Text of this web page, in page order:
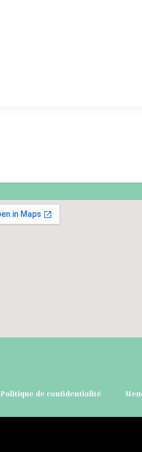
Politique de confidentialité